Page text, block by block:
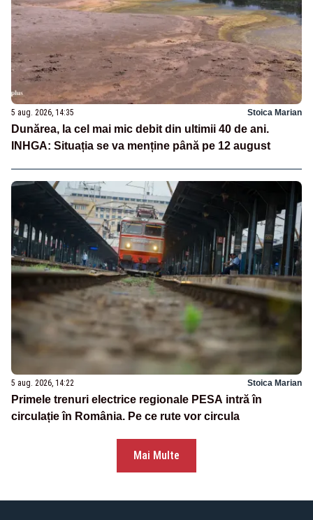
5 aug. 2026, 14:35 Stoica Marian
Dunărea, la cel mai mic debit din ultimii 40 de ani.
INHGA: Situația se va menține până pe 12 august
5 aug. 2026, 14:22 Stoica Marian
Primele trenuri electrice regionale PESA intră în
circulație în România. Pe ce rute vor circula
Mai Multe